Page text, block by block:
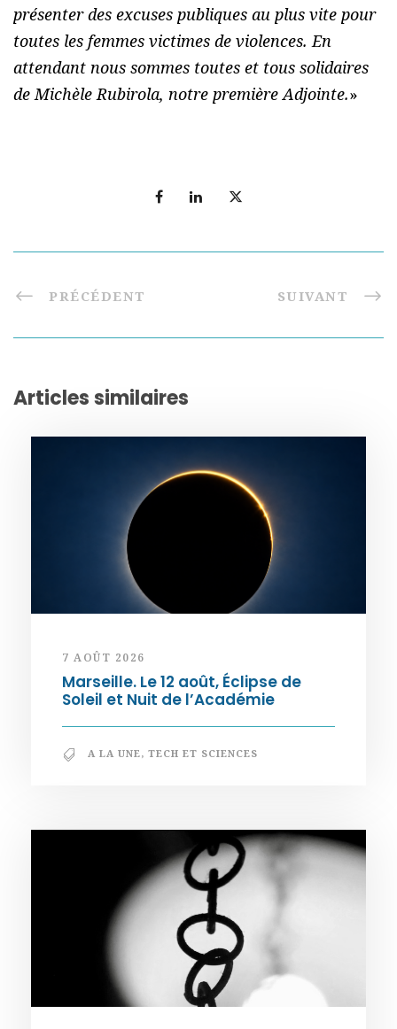
présenter des excuses publiques au plus vite pour
toutes les femmes victimes de violences. En
attendant nous sommes toutes et tous solidaires
de Michèle Rubirola, notre première Adjointe.»
PRÉCÉDENT SUIVANT
Articles similaires
7 AOÛT 2026
Marseille. Le 12 août, Éclipse de
Soleil et Nuit de l’Académie
A LA UNE, TECH ET SCIENCES